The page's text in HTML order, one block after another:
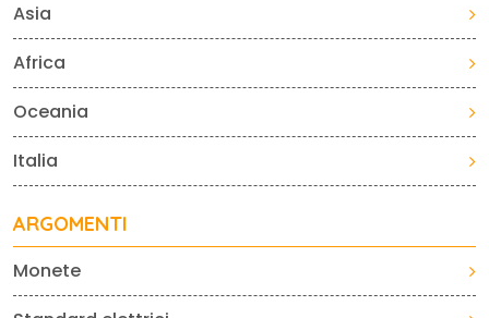
Asia
Africa
Oceania
Italia
ARGOMENTI
Monete